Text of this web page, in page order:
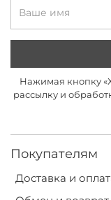
Покупателям
Доставка и
Нажимая кнопку
рассылку и